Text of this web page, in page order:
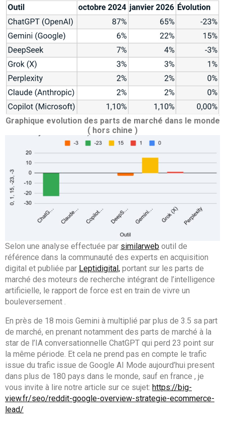
Graphique evolution des parts de marché dans le monde
( hors chine )
Selon une analyse effectuée par similarweb outil de
référence dans la communauté des experts en acquisition
digital et publiée par Leptidigital, portant sur les parts de
marché des moteurs de recherche intégrant de l’intelligence
artificielle, le rapport de force est en train de vivre un
bouleversement .
En près de 18 mois Gemini à multiplié par plus de 3.5 sa part
de marché, en prenant notamment des parts de marché à la
star de l’IA conversationnelle ChatGPT qui perd 23 point sur
la même période. Et cela ne prend pas en compte le trafic
issue du trafic issue de Google AI Mode aujourd’hui present
dans plus de 180 pays dans le monde, sauf en france , je
vous invite à lire notre article sur ce sujet: https://big-
view.fr/seo/reddit-google-overview-strategie-ecommerce-
lead/